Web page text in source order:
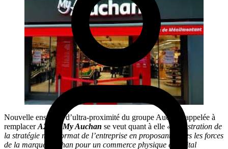
Nouvelle enseigne d’ultra-proximité du groupe Auchan, appelée à
remplacerA2pas, My Auchan se veut quant à elle « l’illustration de
la stratégie multiformat de l’entreprise en proposant toutes les forces
de la marque Auchan pour un commerce physique et digital